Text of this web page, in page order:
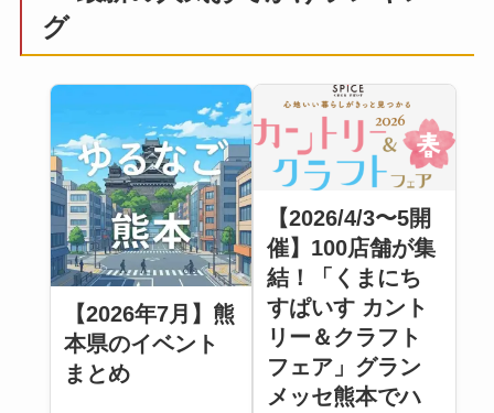
グ
【2026年7月】熊
本県のイベント
まとめ
【2026/4/3〜5開
催】100店舗が集
結！「くまにち
すぱいす カント
リー＆クラフト
フェア」グラン
メッセ熊本でハ